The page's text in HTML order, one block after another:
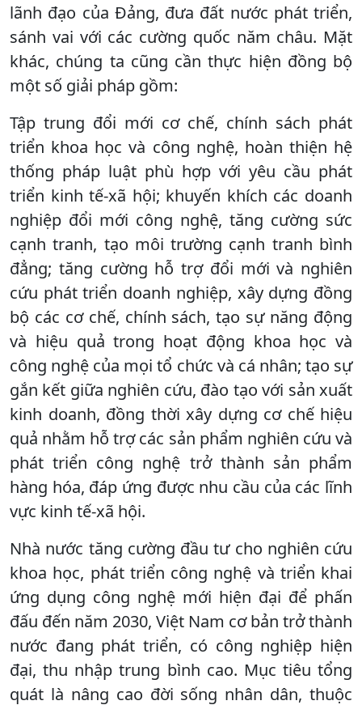
lãnh đạo của Đảng, đưa đất nước phát triển,
sánh vai với các cường quốc năm châu. Mặt
khác, chúng ta cũng cần thực hiện đồng bộ
một số giải pháp gồm:
Tập trung đổi mới cơ chế, chính sách phát
triển khoa học và công nghệ, hoàn thiện hệ
thống pháp luật phù hợp với yêu cầu phát
triển kinh tế-xã hội; khuyến khích các doanh
nghiệp đổi mới công nghệ, tăng cường sức
cạnh tranh, tạo môi trường cạnh tranh bình
đẳng; tăng cường hỗ trợ đổi mới và nghiên
cứu phát triển doanh nghiệp, xây dựng đồng
bộ các cơ chế, chính sách, tạo sự năng động
và hiệu quả trong hoạt động khoa học và
công nghệ của mọi tổ chức và cá nhân; tạo sự
gắn kết giữa nghiên cứu, đào tạo với sản xuất
kinh doanh, đồng thời xây dựng cơ chế hiệu
quả nhằm hỗ trợ các sản phẩm nghiên cứu và
phát triển công nghệ trở thành sản phẩm
hàng hóa, đáp ứng được nhu cầu của các lĩnh
vực kinh tế-xã hội.
Nhà nước tăng cường đầu tư cho nghiên cứu
khoa học, phát triển công nghệ và triển khai
ứng dụng công nghệ mới hiện đại để phấn
đấu đến năm 2030, Việt Nam cơ bản trở thành
nước đang phát triển, có công nghiệp hiện
đại, thu nhập trung bình cao. Mục tiêu tổng
quát là nâng cao đời sống nhân dân, thuộc